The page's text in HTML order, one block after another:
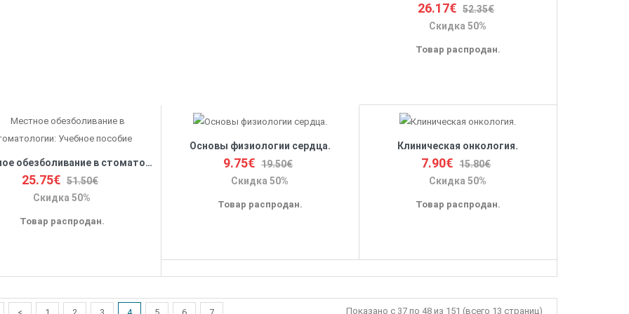
26.17€ 52.35€
Скидка 50%
Товар распродан.
Местное обезболивание в стоматологии: Учебное пособие
25.75€ 51.50€
Скидка 50%
Товар распродан.
Основы физиологии сердца.
9.75€ 19.50€
Скидка 50%
Товар распродан.
Клиническая онкология.
7.90€ 15.80€
Скидка 50%
Товар распродан.
Показано с 37 по 48 из 151 (всего 13 страниц)